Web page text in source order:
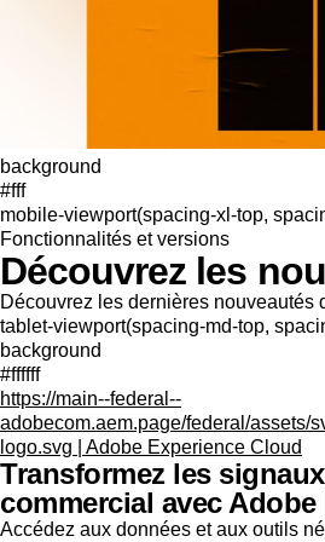
background
#fff
mobile-viewport(spacing-xl-top,
Fonctionnalités et versions
Découvrez les
Découvrez les dernières nouveautés
tablet-viewport(spacing-md-top,
background
#ffffff
https://main--federal--
adobecom.aem.page/federal/assets/
logo.svg | Adobe Experience Cloud
Transformez les
commercial avec
Accédez aux données et aux outils